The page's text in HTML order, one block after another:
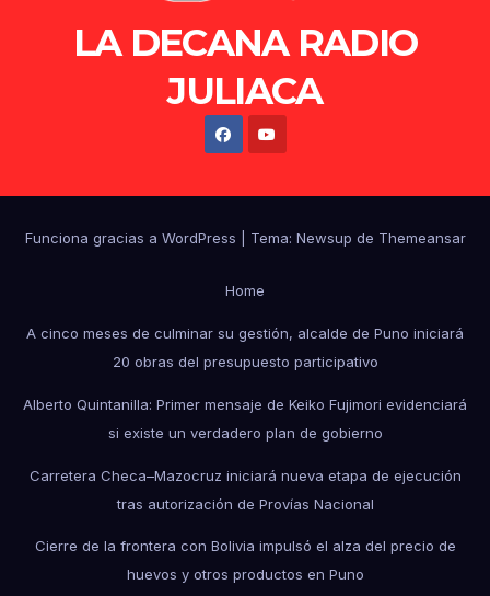
LA DECANA RADIO
JULIACA
Funciona gracias a WordPress Tema: Newsup de Themeansar
Home
A cinco meses de culminar su gestión, alcalde de Puno iniciará
20 obras del presupuesto participativo
Alberto Quintanilla: Primer mensaje de Keiko Fujimori evidenciará
si existe un verdadero plan de gobierno
Carretera Checa–Mazocruz iniciará nueva etapa de ejecución
tras autorización de Provías Nacional
Cierre de la frontera con Bolivia impulsó el alza del precio de
huevos y otros productos en Puno